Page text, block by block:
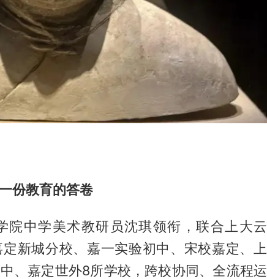
份教育的答卷
院中学美术教研员沈琪领衔，联合上大云
新城分校、嘉一实验初中、宋校嘉定、上
、嘉定世外8所学校，跨校协同、全流程运